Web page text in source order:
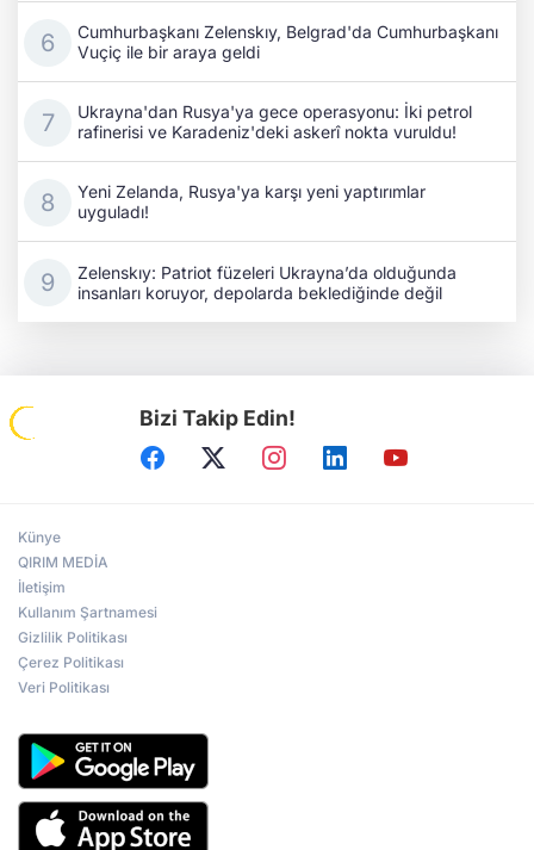
Cumhurbaşkanı Zelenskıy, Belgrad'da Cumhurbaşkanı
Vuçiç ile bir araya geldi
Ukrayna'dan Rusya'ya gece operasyonu: İki petrol
rafinerisi ve Karadeniz'deki askerî nokta vuruldu!
Yeni Zelanda, Rusya'ya karşı yeni yaptırımlar
uyguladı!
Zelenskıy: Patriot füzeleri Ukrayna’da olduğunda
insanları koruyor, depolarda beklediğinde değil
Bizi Takip Edin!
Künye
QIRIM MEDİA
İletişim
Kullanım Şartnamesi
Gizlilik Politikası
Çerez Politikası
Veri Politikası